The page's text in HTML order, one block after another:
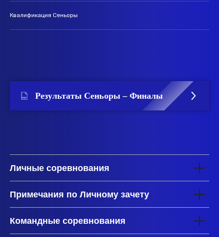
Квалификация Сеньоры
Результаты Сеньоры – Финалы
Личные соревнования
Примечания по Личному зачету
Командные соревнования